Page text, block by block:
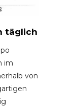
täglich
im
von